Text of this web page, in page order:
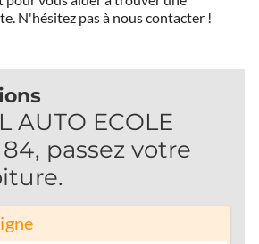
N'hésitez pas à nous contacter !
AUTO ECOLE
84, passez votre